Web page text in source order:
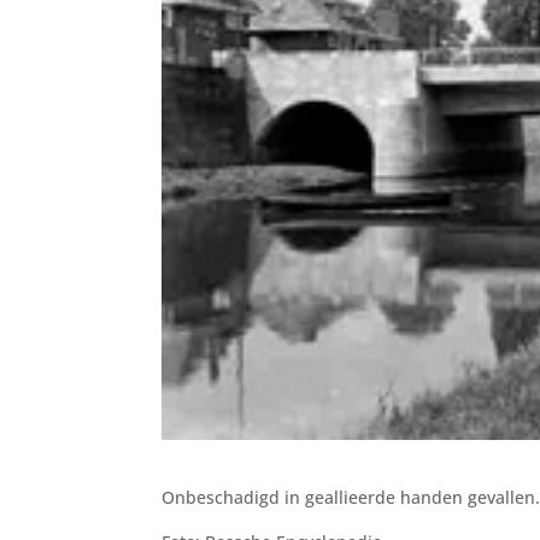
Onbeschadigd in geallieerde handen gevallen.